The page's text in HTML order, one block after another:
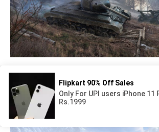
Танк т 26 в World of Tanks